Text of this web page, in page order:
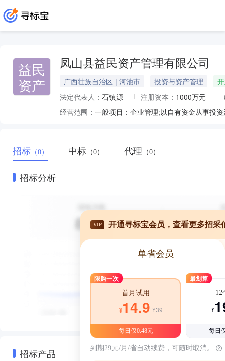
益民
资产
凤山县益民资产管理有限公司
广西壮族自治区 | 河池市 投资与资产管理
法定代表人： 石镇源 注册资本： 1000万元
经营范围：
招标 （0） 中标 （0） 代理 （0）
招标分析
招标产品
VIP 开通寻标宝会员，查看更多招采
单省会员
限购一次
首月试用
¥14.9 ¥39
每日仅0.48元
最划算
12
¥
每日
到期29元/月/省自动续费，可随时取消。